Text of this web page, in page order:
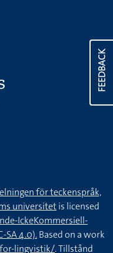
FEEDBACK
för teckenspråk,
universitetis licensed
IckeKommersiell-
SA 4.0).Based on a work
lingvistik/. Tillstånd